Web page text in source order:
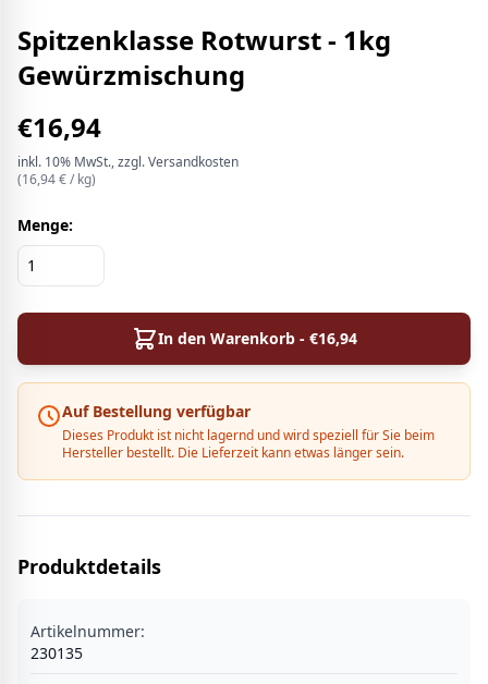
Spitzenklasse Rotwurst - 1kg
Gewürzmischung
€16,94
inkl. 10% MwSt., zzgl. Versandkosten
(16,94€ /kg)
Menge:
In den Warenkorb - €16,94
Auf Bestellung verfügbar
Dieses Produkt ist nicht lagernd und wird speziell für Sie beim
Hersteller bestellt. Die Lieferzeit kann etwas länger sein.
Produktdetails
Artikelnummer:
230135